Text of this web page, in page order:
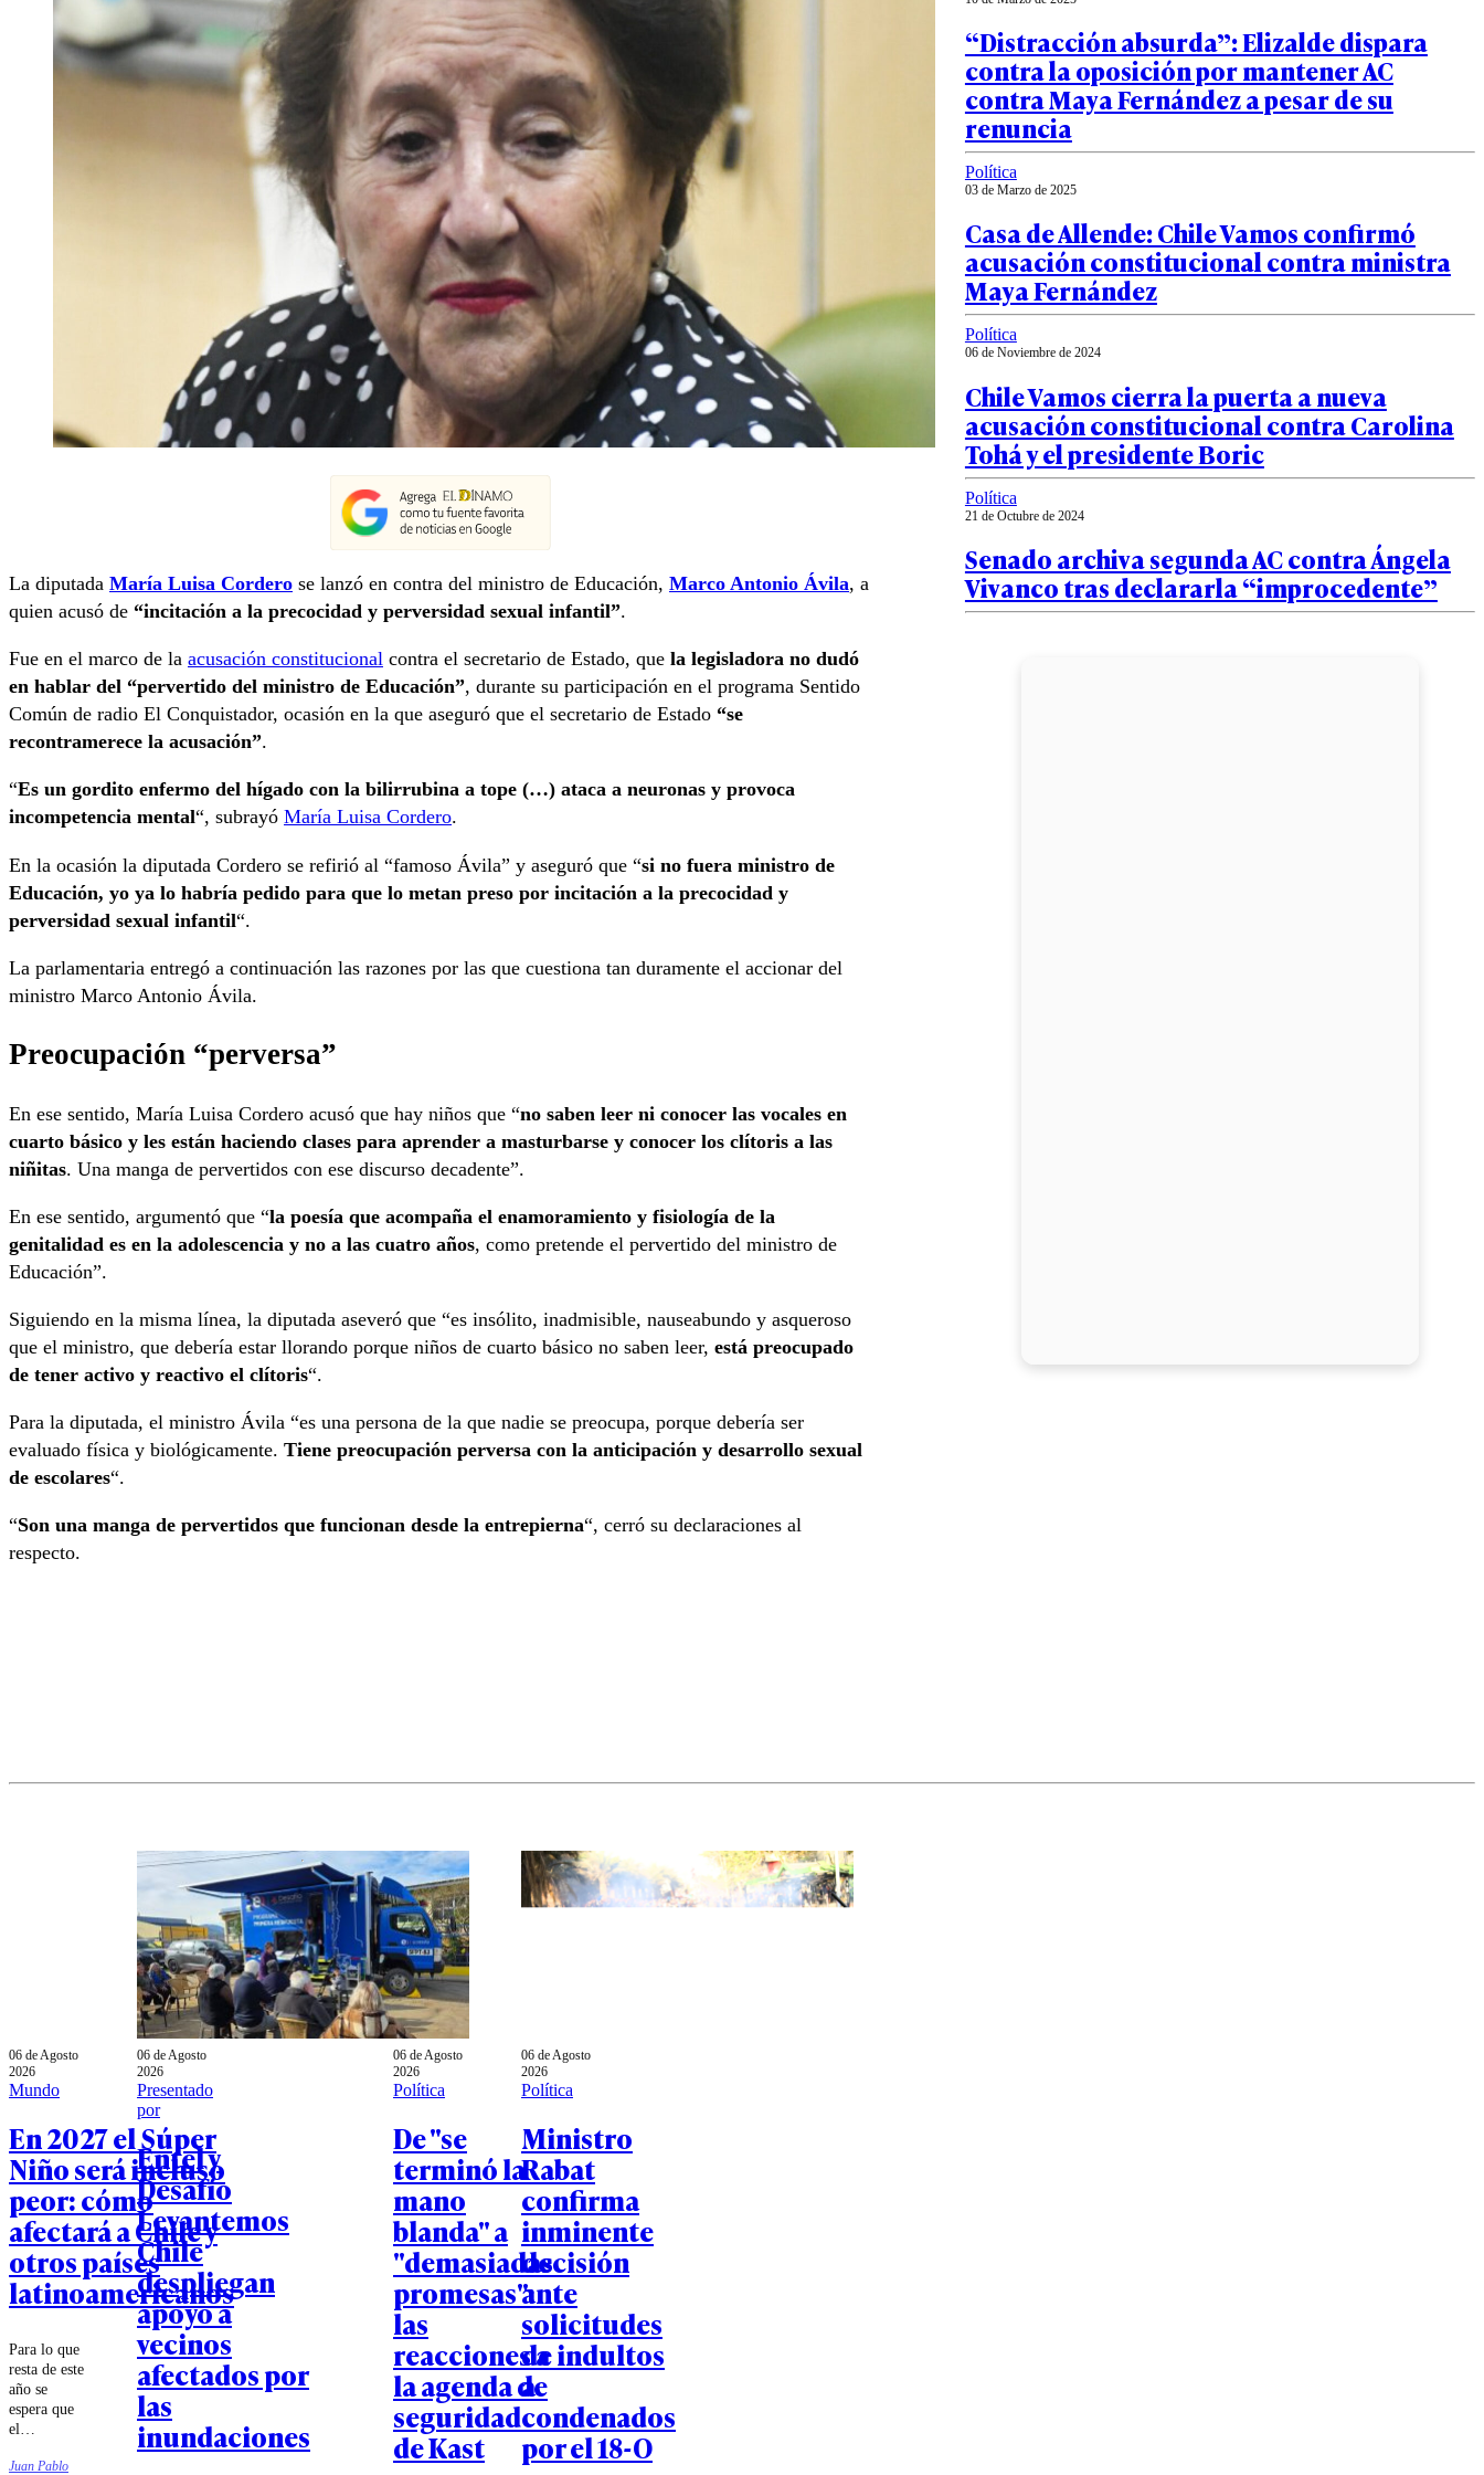
La diputada María Luisa Cordero se lanzó en contra del ministro de Educación, Marco Antonio Ávila, a
quien acusó de “incitación a la precocidad y perversidad sexual infantil”.
Fue en el marco de la acusación constitucional contra el secretario de Estado, que la legisladora no dudó
en hablar del “pervertido del ministro de Educación”, durante su participación en el programa Sentido
Común de radio El Conquistador, ocasión en la que aseguró que el secretario de Estado “se
recontramerece la acusación”.
“Es un gordito enfermo del hígado con la bilirrubina a tope (…) ataca a neuronas y provoca
incompetencia mental“, subrayó María Luisa Cordero.
En la ocasión la diputada Cordero se refirió al “famoso Ávila” y aseguró que “si no fuera ministro de
Educación, yo ya lo habría pedido para que lo metan preso por incitación a la precocidad y
perversidad sexual infantil“.
La parlamentaria entregó a continuación las razones por las que cuestiona tan duramente el accionar del
ministro Marco Antonio Ávila.
Preocupación “perversa”
En ese sentido, María Luisa Cordero acusó que hay niños que “no saben leer ni conocer las vocales en
cuarto básico y les están haciendo clases para aprender a masturbarse y conocer los clítoris a las
niñitas. Una manga de pervertidos con ese discurso decadente”.
En ese sentido, argumentó que “la poesía que acompaña el enamoramiento y fisiología de la
genitalidad es en la adolescencia y no a las cuatro años, como pretende el pervertido del ministro de
Educación”.
Siguiendo en la misma línea, la diputada aseveró que “es insólito, inadmisible, nauseabundo y asqueroso
que el ministro, que debería estar llorando porque niños de cuarto básico no saben leer, está preocupado
de tener activo y reactivo el clítoris“.
Para la diputada, el ministro Ávila “es una persona de la que nadie se preocupa, porque debería ser
evaluado física y biológicamente. Tiene preocupación perversa con la anticipación y desarrollo sexual
de escolares“.
“Son una manga de pervertidos que funcionan desde la entrepierna“, cerró su declaraciones al
respecto.
“Distracción absurda”: Elizalde dispara
contra la oposición por mantener AC
contra Maya Fernández a pesar de su
renuncia
Política
03 de Marzo de 2025
Casa de Allende: Chile Vamos confirmó
acusación constitucional contra ministra
Maya Fernández
Política
06 de Noviembre de 2024
Chile Vamos cierra la puerta a nueva
acusación constitucional contra Carolina
Tohá y el presidente Boric
Política
21 de Octubre de 2024
Senado archiva segunda AC contra Ángela
Vivanco tras declararla “improcedente”
06 de Agosto
2026
Mundo
En 2027 el Súper
Niño será incluso
peor: cómo
afectará a Chile y
otros países
latinoamericanos
Para lo que
resta de este
año se
espera que
el
climático se
Juan Pablo
06 de Agosto
2026
Presentado
por
Entel y
Desafío
Levantemos
Chile
despliegan
apoyo a
vecinos
afectados por
las
inundaciones
06 de Agosto
2026
Política
De "se
terminó la
mano
blanda" a
"demasiadas
promesas":
las
reacciones a
la agenda de
seguridad
de Kast
06 de Agosto
2026
Política
Ministro
Rabat
confirma
inminente
decisión
ante
solicitudes
de indultos
a
condenados
por el 18-O